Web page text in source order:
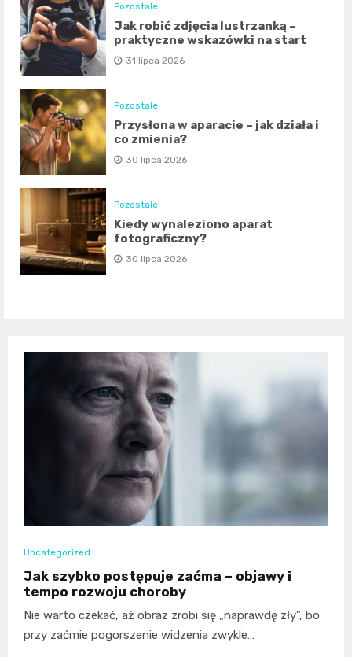
Pozostałe
Jak robić zdjęcia lustrzanką –
praktyczne wskazówki na start
31 lipca 2026
Pozostałe
Przysłona w aparacie – jak działa i
co zmienia?
30 lipca 2026
Pozostałe
Kiedy wynaleziono aparat
fotograficzny?
30 lipca 2026
Uncategorized
Jak szybko postępuje zaćma – objawy i
tempo rozwoju choroby
Nie warto czekać, aż obraz zrobi się „naprawdę zły”, bo
przy zaćmie pogorszenie widzenia zwykle…